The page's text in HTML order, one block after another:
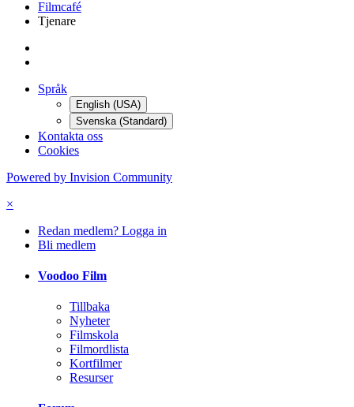
Filmcafé
Tjenare
Språk
English (USA)
Svenska (Standard)
Kontakta oss
Cookies
Powered by Invision Community
×
Redan medlem? Logga in
Bli medlem
Voodoo Film
Tillbaka
Nyheter
Filmskola
Filmordlista
Kortfilmer
Resurser